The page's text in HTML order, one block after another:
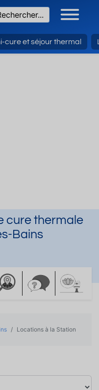
cure et séjour thermal
cure thermale
Bains
Locations à la Station